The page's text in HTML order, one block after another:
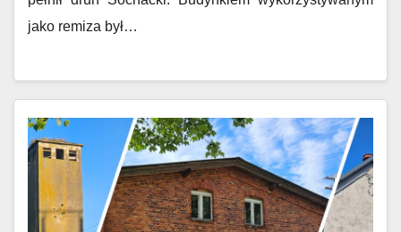
jako remiza był…